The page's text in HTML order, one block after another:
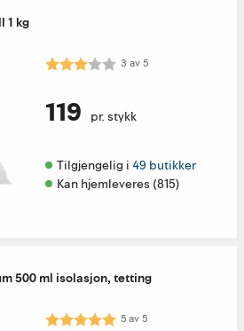
1 kg
Karakter: 3.0 av 5 mulige
3 av5
119 pr. stykk
Tilgjengelig i 49 butikker
Kan hjemleveres (815)
500 ml isolasjon, tetting
Karakter: 5.0 av 5 mulige
5av5